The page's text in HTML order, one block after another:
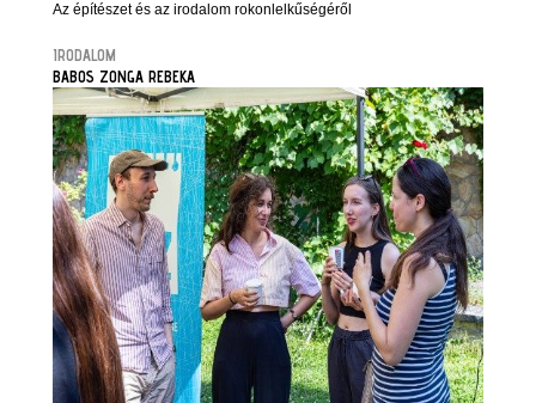
Az építészet és az irodalom rokonlelkűségéről
IRODALOM
BABOS ZONGA REBEKA